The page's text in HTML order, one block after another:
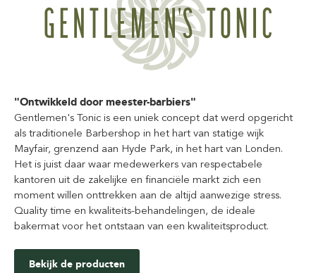
"Ontwikkeld door meester-barbiers"
Gentlemen's Tonic is een uniek concept dat werd opgericht
als traditionele Barbershop in het hart van statige wijk
Mayfair, grenzend aan Hyde Park, in het hart van Londen.
Het is juist daar waar medewerkers van respectabele
kantoren uit de zakelijke en financiële markt zich een
moment willen onttrekken aan de altijd aanwezige stress.
Quality time en kwaliteits-behandelingen, de ideale
bakermat voor het ontstaan van een kwaliteitsproduct.
Bekijk de producten